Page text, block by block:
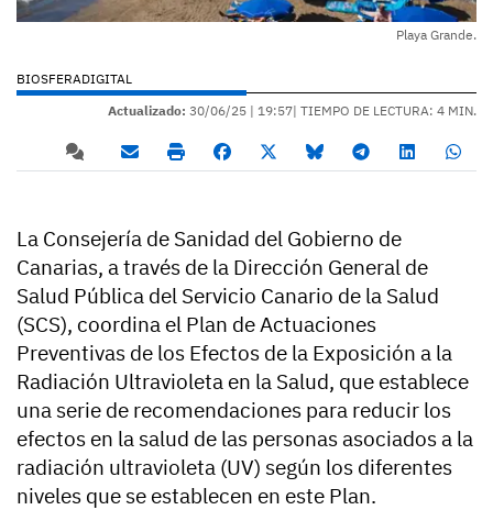
Playa Grande.
BIOSFERADIGITAL
Actualizado: 30/06/25 | 19:57| TIEMPO DE LECTURA: 4 MIN.
La Consejería de Sanidad del Gobierno de
Canarias, a través de la Dirección General de
Salud Pública del Servicio Canario de la Salud
(SCS), coordina el Plan de Actuaciones
Preventivas de los Efectos de la Exposición a la
Radiación Ultravioleta en la Salud, que establece
una serie de recomendaciones para reducir los
efectos en la salud de las personas asociados a la
radiación ultravioleta (UV) según los diferentes
niveles que se establecen en este Plan.